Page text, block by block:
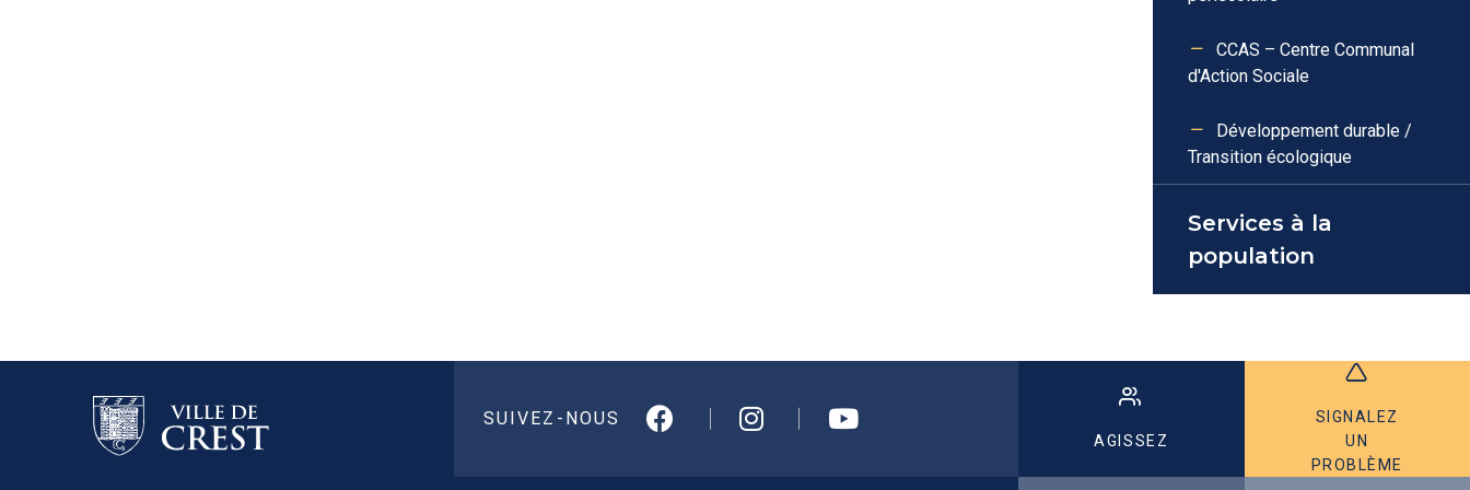
CCAS – Centre Communal
d'Action Sociale
Développement durable /
Transition écologique
Services à la
population
SUIVEZ-NOUS
AGISSEZ
SIGNALEZ
UN
PROBLÈME